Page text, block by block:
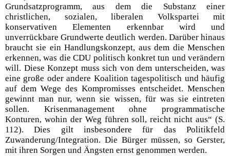
Grundsatzprogramm, aus dem die Substanz einer
christlichen, sozialen, liberalen Volkspartei mit
konservativen Elementen erkennbar wird und
unverrückbare Grundwerte deutlich werden. Darüber hinaus
braucht sie ein Handlungskonzept, aus dem die Menschen
erkennen, was die CDU politisch konkret tun und verändern
will. Diese Konzept muss sich von dem unterscheiden, was
eine große oder andere Koalition tagespolitisch und häufig
auf dem Wege des Kompromisses entscheidet. Menschen
gewinnt man nur, wenn sie wissen, für was sie eintreten
sollen. Krisenmanagement ohne programmatische
Konturen, wohin der Weg führen soll, reicht nicht aus“ (S.
112). Dies gilt insbesondere für das Politikfeld
Zuwanderung/Integration. Die Bürger müssen, so Gerster,
mit ihren Sorgen und Ängsten ernst genommen werden.